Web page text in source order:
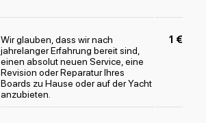
Wir glauben, dass wir nach
jahrelanger Erfahrung bereit sind,
einen absolut neuen Service, eine
Revision oder Reparatur Ihres
Boards zu Hause oder auf der Yacht
anzubieten.
1 €